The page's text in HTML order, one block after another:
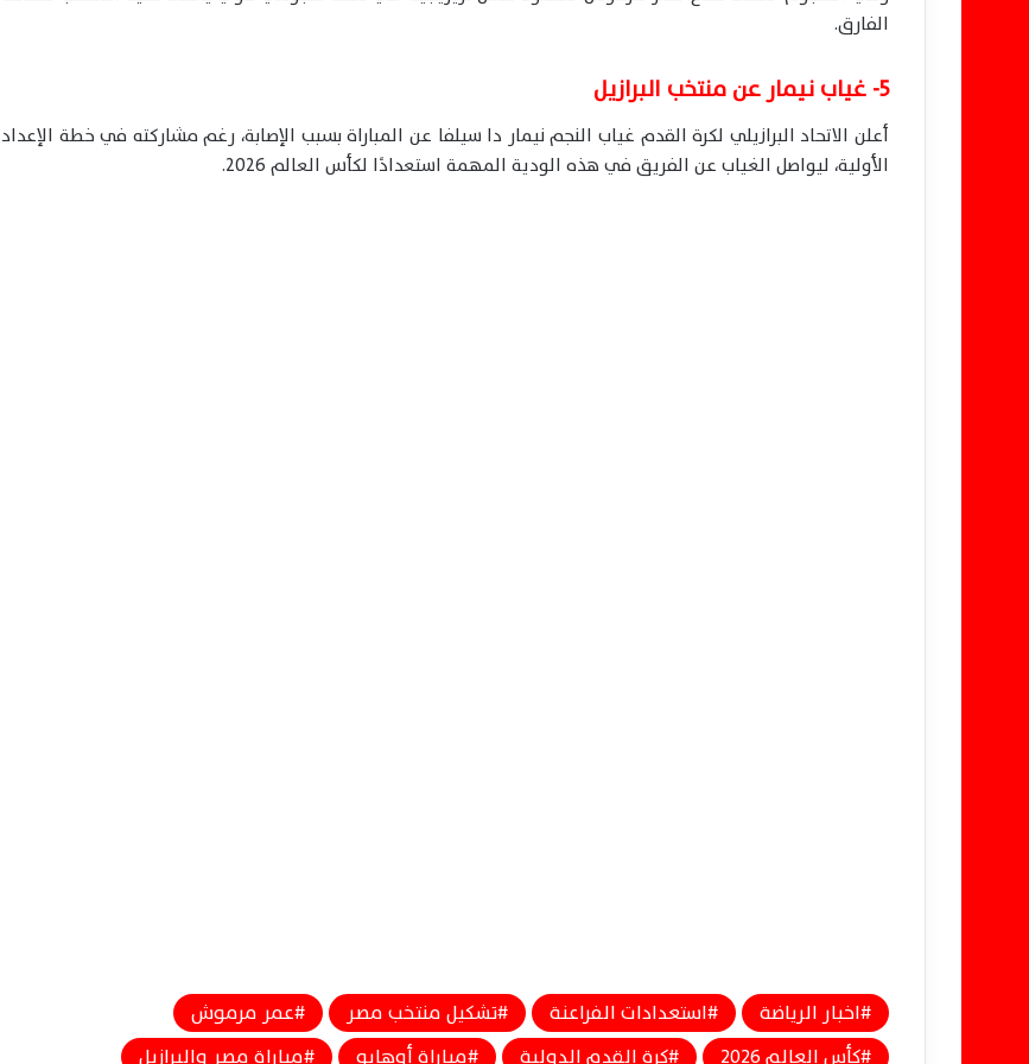
الفارق.
5- غياب نيمار عن منتخب البرازيل
أعلن الاتحاد البرازيلي لكرة القدم غياب النجم نيمار دا سيلفا عن المباراة بسبب الإصابة، رغم مشاركته في خطة الإعداد
الأولية، ليواصل الغياب عن الفريق في هذه الودية المهمة استعدادًا لكأس العالم 2026.
اخبار الرياضة استعدادات الفراعنة تشكيل منتخب مصر
عمر مرموش
كأس العالم 2026
كرة القدم الدولية مباراة أوهايو مباراة مصر والبرازيل